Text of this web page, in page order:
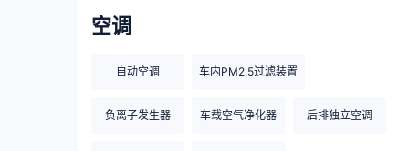
空调
自动空调 车内PM2.5过滤装置
负离子发生器 车载空气净化器 后排独立空调